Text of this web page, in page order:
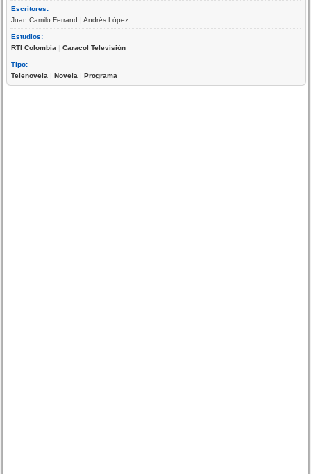
Escritores:
Juan Camilo Ferrand |Andrés López
Estudios:
RTI Colombia |Caracol Televisión
Tipo:
Telenovela |Novela |Programa